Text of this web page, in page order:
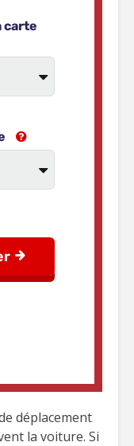
déplacement
la voiture. Si